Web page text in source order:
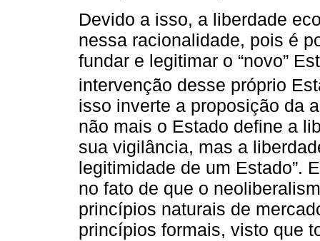
Devido a isso, a liberdade
nessa racionalidade, pois é
fundar e legitimar o “novo”
intervenção desse próprio
isso inverte a proposição da
não mais o Estado define a
sua vigilância, mas a
legitimidade de um Estado”.
no fato de que o
princípios naturais de
princípios formais, visto que